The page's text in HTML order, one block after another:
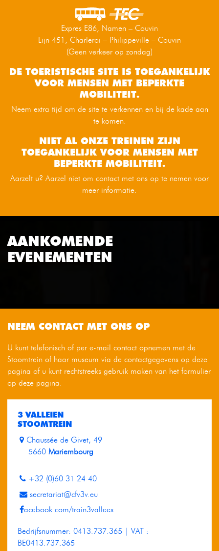
Expres E86, Namen – Couvin
Lijn 451, Charleroi – Philippeville – Couvin
(Geen verkeer op zondag)
DE TOERISTISCHE SITE IS TOEGANKELIJK
VOOR MENSEN MET BEPERKTE
MOBILITEIT.
Neem extra tijd om de site te verkennen en bij de kade aan
te komen.
NIET AL ONZE TREINEN ZIJN
TOEGANKELIJK VOOR MENSEN MET
BEPERKTE MOBILITEIT.
Aarzelt u? Aarzel niet om contact met ons op te nemen voor
meer informatie.
AANKOMENDE
EVENEMENTEN
NEEM CONTACT MET ONS OP
U kunt telefonisch of per e-mail contact opnemen met de
Stoomtrein of haar museum via de contactgegevens op deze
pagina of u kunt rechtstreeks gebruik maken van het formulier
op deze pagina.
3 VALLEIEN
STOOMTREIN
Chaussée de Givet, 49
5660 Mariembourg
+32 (0)60 31 24 40
secretariat@cfv3v.eu
acebook.com/train3vallees
Bedrijfsnummer: 0413.737.365 | VAT :
BE0413.737.365